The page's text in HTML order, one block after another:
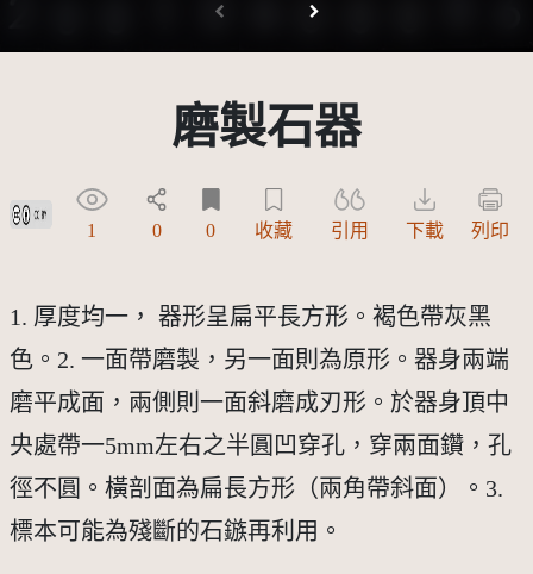
磨製石器
創用CC姓名標示 3.0 台灣及其後版本(CC BY 3.0 TW +)
1 0 0 收藏 引用 下載 列印
1. 厚度均一， 器形呈扁平長方形。褐色帶灰黑
色。2. 一面帶磨製，另一面則為原形。器身兩端
磨平成面，兩側則一面斜磨成刃形。於器身頂中
央處帶一5mm左右之半圓凹穿孔，穿兩面鑽，孔
徑不圓。橫剖面為扁長方形（兩角帶斜面）。3.
標本可能為殘斷的石鏃再利用。